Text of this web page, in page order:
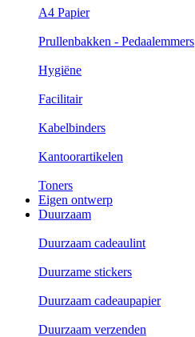
A4 Papier
Prullenbakken - Pedaalemmers
Hygiëne
Facilitair
Kabelbinders
Kantoorartikelen
Toners
Eigen ontwerp
Duurzaam
Duurzaam cadeaulint
Duurzame stickers
Duurzaam cadeaupapier
Duurzaam verzenden